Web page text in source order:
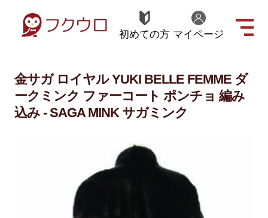
初めての方 マイページ
金サガ ロイヤル YUKI BELLE FEMME ダ
ークミンク ファーコート ポンチョ 編み
込み - SAGA MINK サガミンク